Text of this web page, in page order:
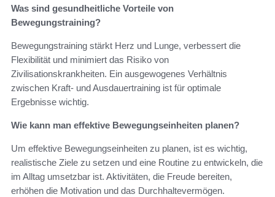
Was sind gesundheitliche Vorteile von
Bewegungstraining?
Bewegungstraining stärkt Herz und Lunge, verbessert die
Flexibilität und minimiert das Risiko von
Zivilisationskrankheiten. Ein ausgewogenes Verhältnis
zwischen Kraft- und Ausdauertraining ist für optimale
Ergebnisse wichtig.
Wie kann man effektive Bewegungseinheiten planen?
Um effektive Bewegungseinheiten zu planen, ist es wichtig,
realistische Ziele zu setzen und eine Routine zu entwickeln, die
im Alltag umsetzbar ist. Aktivitäten, die Freude bereiten,
erhöhen die Motivation und das Durchhaltevermögen.